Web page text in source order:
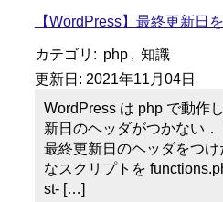
【WordPress】最終更新日
カテゴリ: php , 知識
更新日: 2021年11月04日
WordPress は php で動作
新日のヘッダがつかない
最終更新日のヘッダをつ
なスクリプトを
st- […]